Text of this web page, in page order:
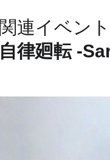
関連イベント
自律廻転 -